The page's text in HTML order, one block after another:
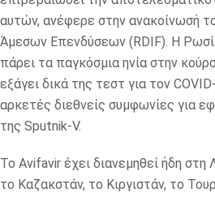
αυτών, ανέφερε στην ανακοίνωσή
Άμεσων Επενδύσεων (RDIF). Η
πάρει τα παγκόσμια ηνία στην
εξάγει δικά της τεστ για τον
αρκετές διεθνείς συμφωνίες για
της Sputnik-V.
Το Avifavir έχει διανεμηθεί ήδη στη
το Καζακστάν, το Κιργιστάν, το